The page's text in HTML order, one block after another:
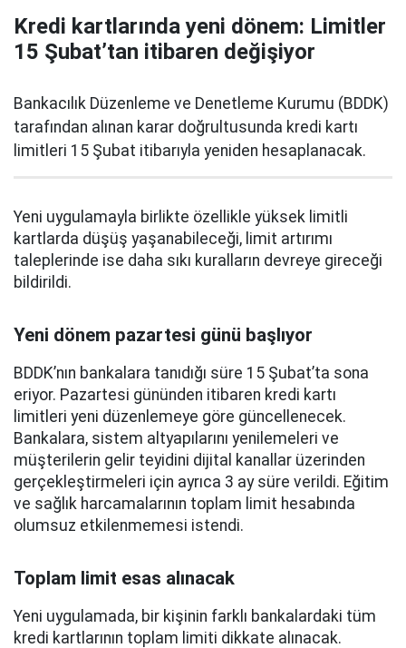
Kredi kartlarında yeni dönem: Limitler
15 Şubat’tan itibaren değişiyor
Bankacılık Düzenleme ve Denetleme Kurumu (BDDK)
tarafından alınan karar doğrultusunda kredi kartı
limitleri 15 Şubat itibarıyla yeniden hesaplanacak.
Yeni uygulamayla birlikte özellikle yüksek limitli
kartlarda düşüş yaşanabileceği, limit artırımı
taleplerinde ise daha sıkı kuralların devreye gireceği
bildirildi.
Yeni dönem pazartesi günü başlıyor
BDDK’nın bankalara tanıdığı süre 15 Şubat’ta sona
eriyor. Pazartesi gününden itibaren kredi kartı
limitleri yeni düzenlemeye göre güncellenecek.
Bankalara, sistem altyapılarını yenilemeleri ve
müşterilerin gelir teyidini dijital kanallar üzerinden
gerçekleştirmeleri için ayrıca 3 ay süre verildi. Eğitim
ve sağlık harcamalarının toplam limit hesabında
olumsuz etkilenmemesi istendi.
Toplam limit esas alınacak
Yeni uygulamada, bir kişinin farklı bankalardaki tüm
kredi kartlarının toplam limiti dikkate alınacak.